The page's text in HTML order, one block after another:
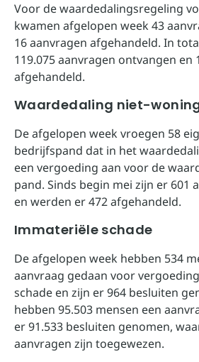
Voor de waardedalingsregeling
kwamen afgelopen week 43
16 aanvragen afgehandeld. In
119.075 aanvragen ontvangen en
afgehandeld.
Waardedaling niet-
De afgelopen week vroegen 58
bedrijfspand dat in het
een vergoeding aan voor de
pand. Sinds begin mei zijn er 601
en werden er 472 afgehandeld.
Immateriële schade
De afgelopen week hebben 534
aanvraag gedaan voor
schade en zijn er 964 besluiten
hebben 95.503 mensen een
er 91.533 besluiten genomen,
aanvragen zijn toegewezen.